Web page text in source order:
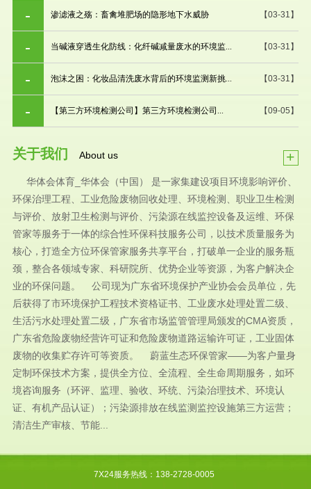
【03-31】
渗滤液之殇：畜禽堆肥场的隐形地下水威胁
【03-31】
当碱液穿透生化防线：化纤碱减量废水的环境监...
【03-31】
泡沫之困：化妆品清洗废水背后的环境监测新挑...
【09-05】
【第三方环境检测公司】第三方环境检测公司...
关于我们 About us +
华体会体育_华体会（中国） 是一家集建设项目环境影响评价、
环保治理工程、工业危险废物回收处理、环境检测、职业卫生检测
与评价、放射卫生检测与评价、污染源在线监控设备及运维、环保
管家等服务于一体的综合性环保科技服务公司，以技术质量服务为
核心，打造全方位环保管家服务共享平台，打破单一企业的服务瓶
颈，整合各领域专家、科研院所、优势企业等资源，为客户解决企
业的环保问题。 公司现为广东省环境保护产业协会会员单位，先
后获得了市环境保护工程技术资格证书、工业废水处理处置二级、
生活污水处理处置二级，广东省市场监管管理局颁发的CMA资质，
广东省危险废物经营许可证和危险废物道路运输许可证，工业固体
废物的收集贮存许可等资质。 蔚蓝生态环保管家——为客户量身
定制环保技术方案，提供全方位、全流程、全生命周期服务，如环
境咨询服务（环评、监理、验收、环统、污染治理技术、环境认
证、有机产品认证）；污染源排放在线监测监控设施第三方运营；
清洁生产审核、节能...
7X24服务热线：138-2728-0005